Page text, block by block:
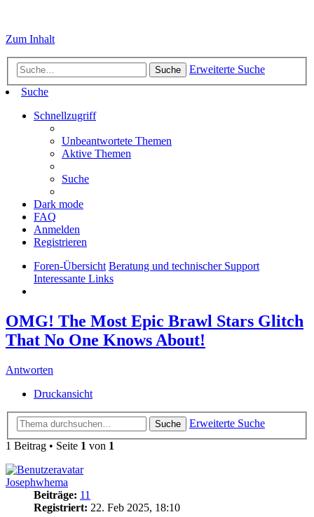
Zum Inhalt
Suche
Erweiterte Suche
Suche
Schnellzugriff
Unbeantwortete Themen
Aktive Themen
Suche
Dark mode
FAQ
Anmelden
Registrieren
Foren-Übersicht Beratung und technischer Support
Interessante Links
OMG! The Most Epic Brawl Stars Glitch
That No One Knows About!
Antworten
Druckansicht
Suche
Erweiterte Suche
1 Beitrag • Seite 1 von 1
Josephwhema
Beiträge: 11
Registriert: 22. Feb 2025, 18:10